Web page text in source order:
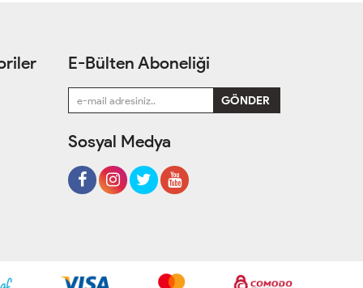
E-Bülten Aboneliği
Sosyal Medya